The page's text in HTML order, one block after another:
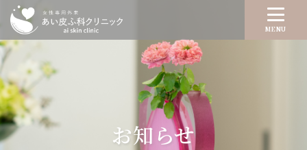
MENU
お知らせ